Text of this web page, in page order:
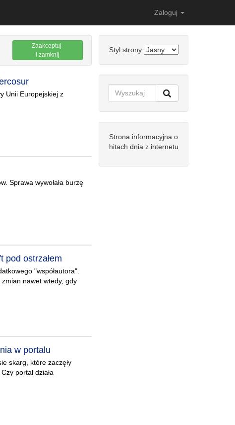
Zaloguj
Zaakceptuj
i zamknij
Unii Europejskiej z
Sprawa wywołała burzę
pod ostrzałem
"współautora".
zmian nawet wtedy, gdy
w portalu
skarg, które zaczęły
portal działa
Styl strony
Strona informacyjna o
hitach dnia z internetu